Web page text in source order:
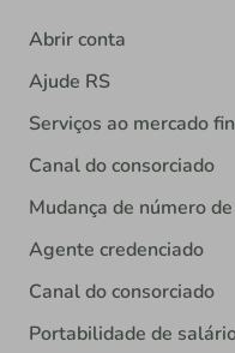
Abrir conta
Ajude RS
Serviços ao mercado
Canal do consorciado
Mudança de número
Agente credenciado
Canal do consorciado
Portabilidade de